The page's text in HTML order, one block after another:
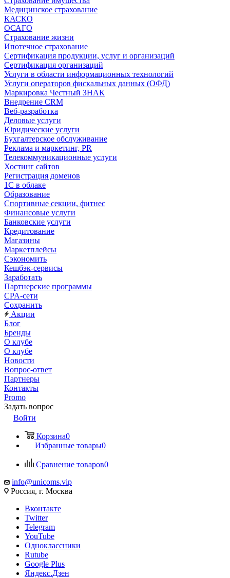
Медицинское страхование
КАСКО
ОСАГО
Страхование жизни
Ипотечное страхование
Сертификация продукции, услуг и организаций
Сертификация организаций
Услуги в области информационных технологий
Услуги операторов фискальных данных (ОФД)
Маркировка Честный ЗНАК
Внедрение CRM
Веб-разработка
Деловые услуги
Юридические услуги
Бухгалтерское обслуживание
Реклама и маркетинг, PR
Телекоммуникационные услуги
Хостинг сайтов
Регистрация доменов
1С в облаке
Образование
Спортивные секции, фитнес
Финансовые услуги
Банковские услуги
Кредитование
Магазины
Маркетплейсы
Сэкономить
Кешбэк-сервисы
Заработать
Партнерские программы
CPA-сети
Сохранить
Акции
Блог
Бренды
О клубе
О клубе
Новости
Вопрос-ответ
Партнеры
Контакты
Promo
Задать вопрос
Войти
Корзина0
Избранные товары0
Сравнение товаров0
info@unicoms.vip
Россия, г. Москва
Вконтакте
Twitter
Telegram
YouTube
Одноклассники
Rutube
Google Plus
Яндекс.Дзен